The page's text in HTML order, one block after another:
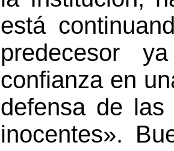
está
predecesor
confianza en
defensa de
inocentes».